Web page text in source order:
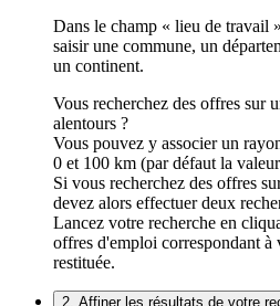
Dans le champ « lieu de travail
saisir une commune, un
un continent.
Vous recherchez des offres sur
alentours ?
Vous pouvez y associer un
0 et 100 km (par défaut la
Si vous recherchez des offres
devez alors effectuer deux
Lancez votre recherche en
offres d'emploi correspondant à
restituée.
2. Affiner les résultats de votre